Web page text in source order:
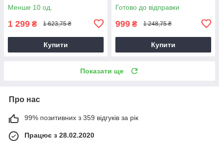
Менше 10 од.
1 299 ₴ 1 623,75 ₴
Купити
Готово до відправки
999 ₴ 1 248,75 ₴
Купити
Показати ще
Про нас
99% позитивних з 359 відгуків за рік
Працює з 28.02.2020